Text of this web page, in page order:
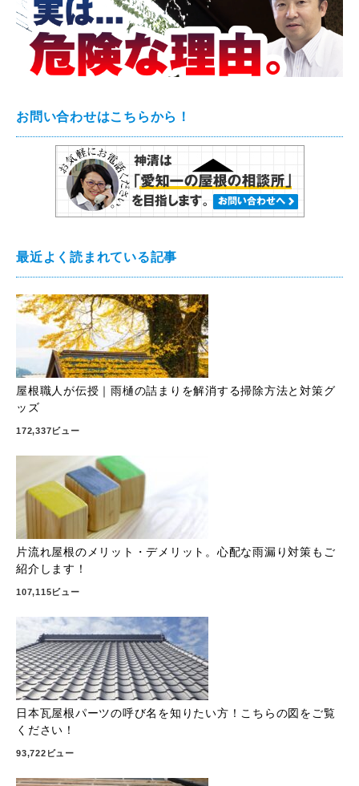
お問い合わせはこちらから！
最近よく読まれている記事
屋根職人が伝授｜雨樋の詰まりを解消する掃除方法と対策グ
ッズ
172,337ビュー
片流れ屋根のメリット・デメリット。心配な雨漏り対策もご
紹介します！
107,115ビュー
日本瓦屋根パーツの呼び名を知りたい方！こちらの図をご覧
ください！
93,722ビュー